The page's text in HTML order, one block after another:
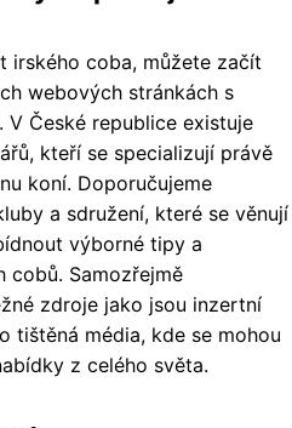
irského coba, můžete začít
webových stránkách s
České republice existuje
kteří se specializují právě
koní. Doporučujeme
a sdružení, které se věnují
výborné tipy a
cobů. Samozřejmě
zdroje jako jsou inzertní
tištěná média, kde se mohou
z celého světa.